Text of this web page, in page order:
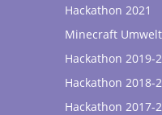
Hackathon 2021
Minecraft
Hackathon 2019-
Hackathon 2018-
Hackathon 2017-